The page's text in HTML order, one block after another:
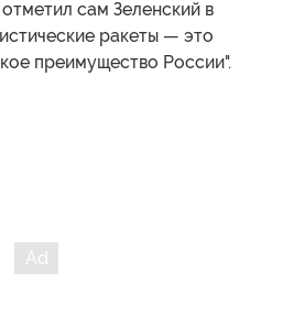
сам Зеленский в
ракеты — это
преимущество России".